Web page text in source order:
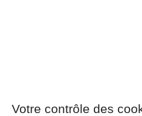
Votre contrôle des